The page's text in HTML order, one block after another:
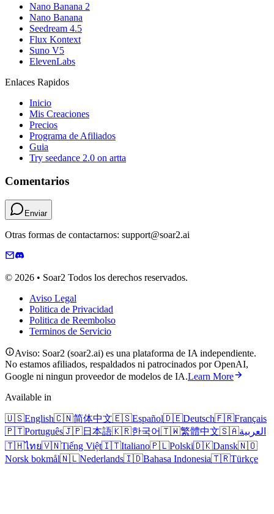
Nano Banana 2
Nano Banana
Seedream 4.5
Flux Kontext
Suno V5
ElevenLabs
Enlaces Rapidos
Inicio
Mis Creaciones
Precios
Programa de Afiliados
Guia
Try seedance 2.0 on artta
Comentarios
Enviar
Otras formas de contactarnos: support@soar2.ai
© 2026 • Soar2 Todos los derechos reservados.
Aviso Legal
Politica de Privacidad
Politica de Reembolso
Terminos de Servicio
Aviso: Soar2 (soar2.ai) es una plataforma de IA independiente.
No estamos afiliados, respaldados ni patrocinados por OpenAI,
Google ni ningun proveedor de modelos de IA.Learn More
Available in
🇺🇸English🇨🇳简体中文🇪🇸Español🇩🇪Deutsch🇫🇷Français
🇵🇹Português🇯🇵日本語🇰🇷한국어🇹🇼繁體中文🇸🇦العربية
🇹🇭ไทย🇻🇳Tiếng Việt🇮🇹Italiano🇵🇱Polski🇩🇰Dansk🇳🇴
Norsk bokmål🇳🇱Nederlands🇮🇩Bahasa Indonesia🇹🇷Türkçe